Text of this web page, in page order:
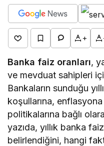
+
Banka faiz oranları,
ve mevduat sahipleri
Bankaların sunduğu
koşullarına,
politikalarına bağlı
yazıda, yıllık banka faiz
belirlendiğini, hangi